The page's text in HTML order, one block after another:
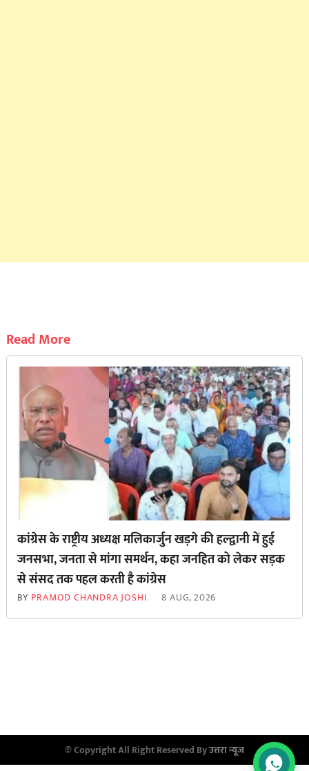
Read More
कांग्रेस के राष्ट्रीय अध्यक्ष मलिकार्जुन खड़गे की हल्द्वानी में हुई
जनसभा, जनता से मांगा समर्थन, कहा जनहित को लेकर सड़क
से ‌संसद तक पहल करती है कांग्रेस
BY PRAMOD CHANDRA JOSHI 8 AUG, 2026
© Copyright All Right Reserved Byउत्तरा न्यूज